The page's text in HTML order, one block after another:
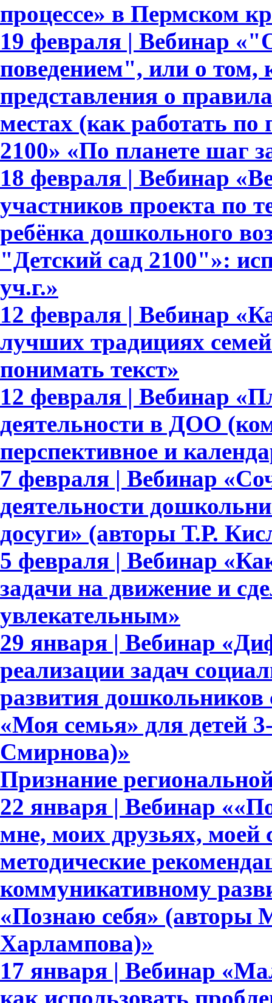
процессе» в Пермском
19 февраля | Вебинар
поведением", или о том,
представления о
местах (как работать
2100» «По планете шаг
18 февраля | Вебинар
участников проекта по
ребёнка дошкольного
"Детский сад 2100"»:
уч.г.»
12 февраля | Вебинар
лучших традициях
понимать текст»
12 февраля | Вебинар
деятельности в ДОО
перспективное и
7 февраля | Вебинар
деятельности
досуги» (авторы Т.Р.
5 февраля | Вебинар
задачи на движение и
увлекательным»
29 января | Вебинар
реализации задач
развития
«Моя семья» для детей
Смирнова)»
Признание
22 января | Вебинар
мне, моих друзьях, моей
методические
коммуникативному
«Познаю себя» (авторы
Харлампова)»
17 января | Вебинар